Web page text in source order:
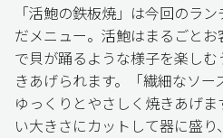
「活鮑の鉄板焼」は今回のラ
だメニュー。活鮑はまるごと
で貝が踊るような様子を楽し
きあげられます。「繊細なソ
ゆっくりとやさしく焼きあげ
い大きさにカットして器に盛